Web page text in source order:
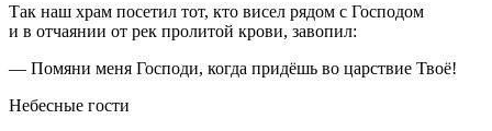
Так наш храм посетил тот, кто висел рядом с Господом
и в отчаянии от рек пролитой крови, завопил:
— Помяни меня Господи, когда придёшь во царствие Твоё!
Небесные гости